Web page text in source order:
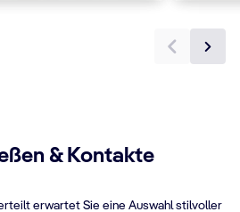
& Kontakte
erwartet Sie eine Auswahl stilvoller